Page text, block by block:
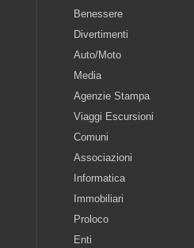
Benessere
Divertimenti
Auto/Moto
Media
Agenzie Stampa
Viaggi Escursioni
Comuni
Associazioni
Informatica
Immobiliari
Proloco
Enti